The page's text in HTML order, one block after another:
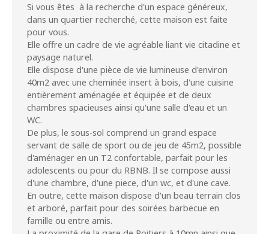
Si vous êtes à la recherche d'un espace généreux,
dans un quartier recherché, cette maison est faite
pour vous.
Elle offre un cadre de vie agréable liant vie citadine et
paysage naturel.
Elle dispose d'une pièce de vie lumineuse d'environ
40m2 avec une cheminée insert à bois, d'une cuisine
entièrement aménagée et équipée et de deux
chambres spacieuses ainsi qu'une salle d'eau et un
WC.
De plus, le sous-sol comprend un grand espace
servant de salle de sport ou de jeu de 45m2, possible
d'aménager en un T2 confortable, parfait pour les
adolescents ou pour du RBNB. Il se compose aussi
d'une chambre, d'une piece, d'un wc, et d'une cave.
En outre, cette maison dispose d'un beau terrain clos
et arboré, parfait pour des soirées barbecue en
famille ou entre amis.